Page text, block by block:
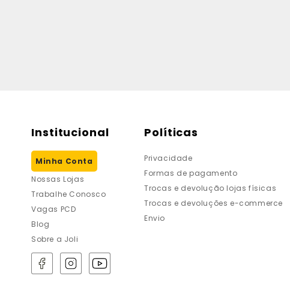
Institucional
Minha Conta
Nossas Lojas
Trabalhe Conosco
Vagas PCD
Blog
Sobre a Joli
Políticas
Privacidade
Formas de pagamento
Trocas e devolução lojas físicas
Trocas e devoluções e-commerce
Envio